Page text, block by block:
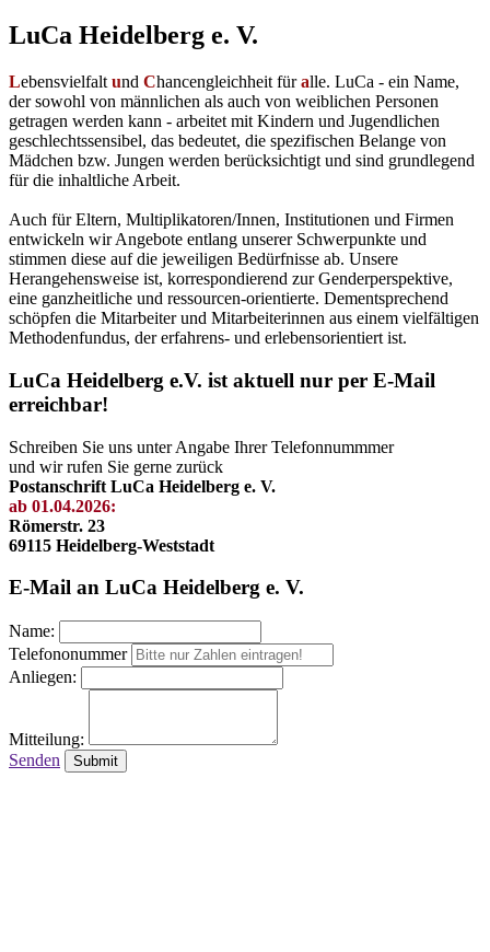
LuCa Heidelberg e. V.
Lebensvielfalt und Chancengleichheit füralle. LuCa - ein Name,
der sowohl von männlichen als auch von weiblichen Personen
getragen werden kann - arbeitet mit Kindern und Jugendlichen
geschlechtssensibel, das bedeutet, die spezifischen Belange von
Mädchen bzw. Jungen werden berücksichtigt und sind grundlegend
für die inhaltliche Arbeit.
Auch für Eltern, Multiplikatoren/Innen, Institutionen und Firmen
entwickeln wir Angebote entlang unserer Schwerpunkte und
stimmen diese auf die jeweiligen Bedürfnisse ab. Unsere
Herangehensweise ist, korrespondierend zur Genderperspektive,
eine ganzheitliche und ressourcen-orientierte. Dementsprechend
schöpfen die Mitarbeiter und Mitarbeiterinnen aus einem vielfältigen
Methodenfundus, der erfahrens- und erlebensorientiert ist.
LuCa Heidelberg e.V. ist aktuell nur per E-Mail
erreichbar!
Schreiben Sie uns unter Angabe Ihrer Telefonnummmer
und wir rufen Sie gerne zurück
Postanschrift LuCa Heidelberg e. V.
ab 01.04.2026:
Römerstr. 23
69115 Heidelberg-Weststadt
E-Mail an LuCa Heidelberg e. V.
Name:
Telefononummer
Anliegen:
Mitteilung:
Senden